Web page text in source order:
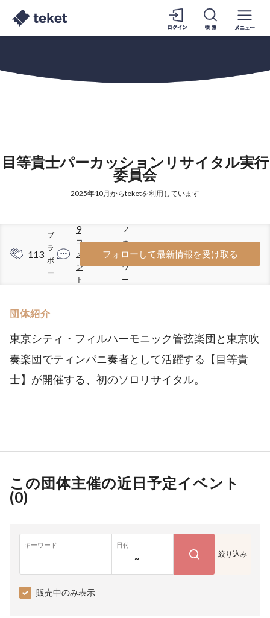
目等貴士パーカッションリサイタル実行
委員会
2025年10月からteketを利用しています
113
ブ
ラ
ボ
ー
9
コ
メ
ン
ト
74
フ
ォ
ロ
ワ
ー
フォローして最新情報を受け取る
団体紹介
東京シティ・フィルハーモニック管弦楽団と東京吹
奏楽団でティンパニ奏者として活躍する【目等貴
士】が開催する、初のソロリサイタル。
この団体主催の近日予定イベント
(0)
キーワード 日付
~ 絞り込み
販売中のみ表示